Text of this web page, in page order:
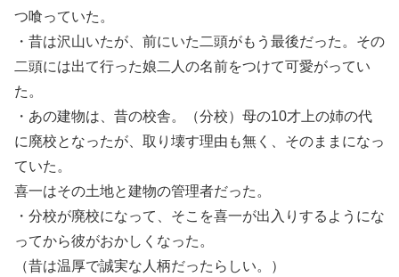
つ喰っていた。
・昔は沢山いたが、前にいた二頭がもう最後だった。その
二頭には出て行った娘二人の名前をつけて可愛がってい
た。
・あの建物は、昔の校舎。（分校）母の10才上の姉の代
に廃校となったが、取り壊す理由も無く、そのままになっ
ていた。
喜一はその土地と建物の管理者だった。
・分校が廃校になって、そこを喜一が出入りするようにな
ってから彼がおかしくなった。
（昔は温厚で誠実な人柄だったらしい。）